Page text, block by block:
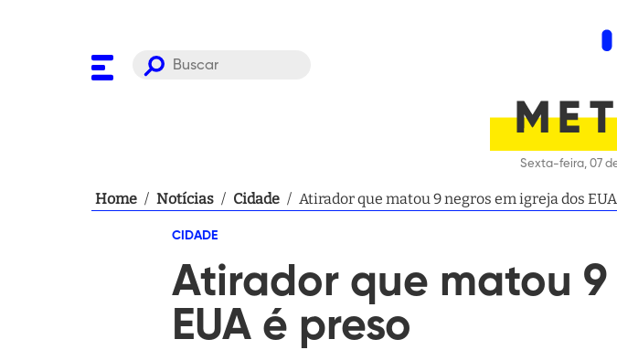
Sexta-feira, 07
Home / Notícias / Cidade / Atirador que matou 9 negros em igreja dos
CIDADE
Atirador que matou
EUA é preso